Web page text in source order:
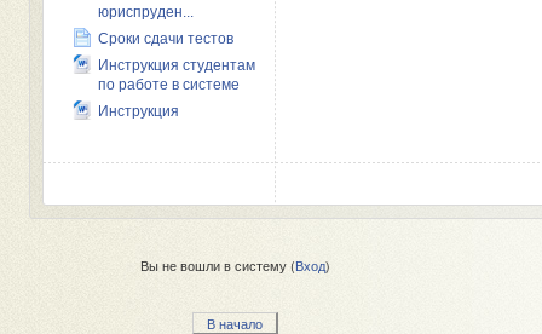
юриспруден...
Сроки сдачи тестов
Инструкция студентам
по работе в системе
Инструкция
Вы не вошли в систему (Вход)
В начало